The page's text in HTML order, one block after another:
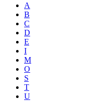
A
B
C
D
E
I
M
O
S
T
U